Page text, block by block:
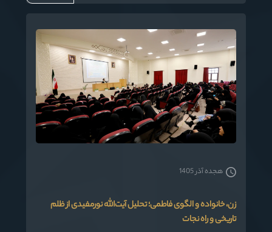
زن، خانواده و الگوی فاطمی؛ تحلیل آیت‌الله نورمفیدی از ظلم
تاریخی و راه نجات
هجده آذر 1405